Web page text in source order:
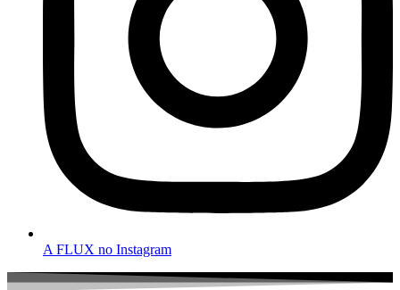
A FLUX no Instagram